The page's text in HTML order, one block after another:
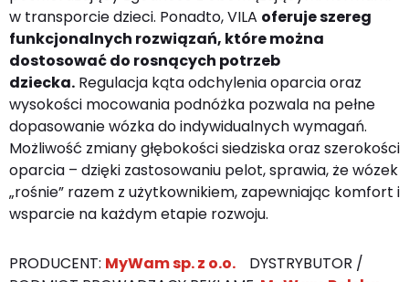
w transporcie dzieci. Ponadto, VILA oferuje szereg
funkcjonalnych rozwiązań, które można
dostosować do rosnących potrzeb
dziecka. Regulacja kąta odchylenia oparcia oraz
wysokości mocowania podnóżka pozwala na pełne
dopasowanie wózka do indywidualnych wymagań.
Możliwość zmiany głębokości siedziska oraz szerokości
oparcia – dzięki zastosowaniu pelot, sprawia, że wózek
„rośnie” razem z użytkownikiem, zapewniając komfort i
wsparcie na każdym etapie rozwoju.
PRODUCENT: MyWam sp. z o.o.
DYSTRYBUTOR /